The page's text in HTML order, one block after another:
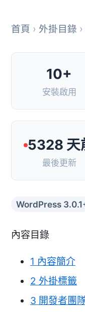
首頁 › 外掛目錄
10+
安裝啟用
5328 天
最後更新
WordPress
內容目錄
1 內容簡介
2 外掛標籤
3 開發者團